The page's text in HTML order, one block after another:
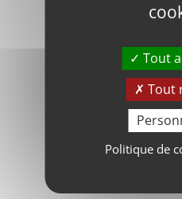
Tout
Tout
Politique de